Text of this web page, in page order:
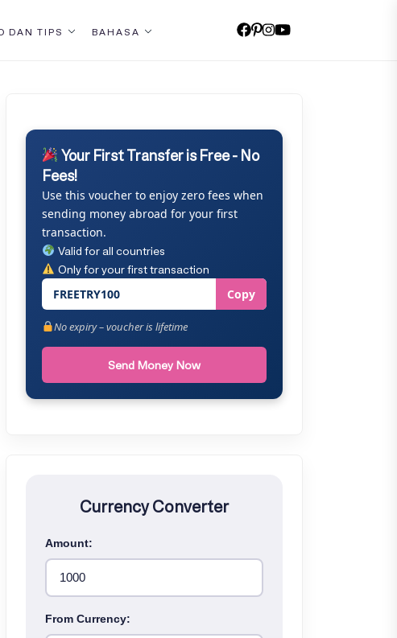
DAN TIPS BAHASA
Your First Transfer is Free - No
Fees!
Use this voucher to enjoy zero fees when
sending money abroad for your first
transaction.
Valid for all countries
Only for your first transaction
FREETRY100 Copy
No expiry – voucher is lifetime
Send Money Now
Currency Converter
Amount:
From Currency: